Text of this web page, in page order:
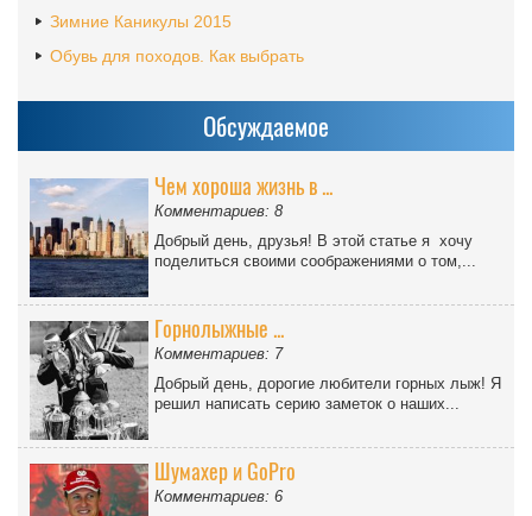
Зимние Каникулы 2015
Обувь для походов. Как выбрать
Обсуждаемое
Чем хороша жизнь в ...
Комментариев: 8
Добрый день, друзья! В этой статье я хочу
поделиться своими соображениями о том,...
Горнолыжные ...
Комментариев: 7
Добрый день, дорогие любители горных лыж! Я
решил написать серию заметок о наших...
Шумахер и GoPro
Комментариев: 6